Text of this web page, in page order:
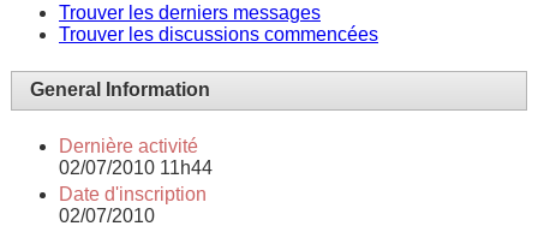
Trouver les derniers messages
Trouver les discussions commencées
General Information
Dernière activité
02/07/2010 11h44
Date d'inscription
02/07/2010